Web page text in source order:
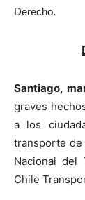
Derecho.
Santiago,
graves
a los
transporte de
Nacional del
Chile